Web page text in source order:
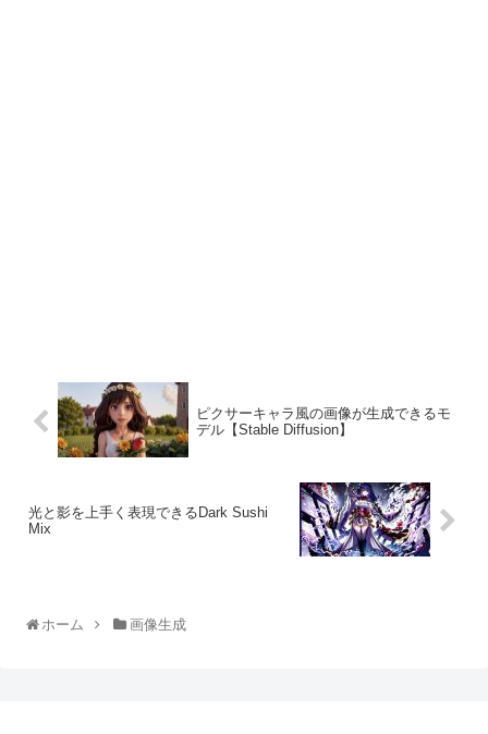
ピクサーキャラ風の画像が生成できるモ
デル【Stable Diffusion】
光と影を上手く表現できるDark Sushi
Mix
ホーム 画像生成